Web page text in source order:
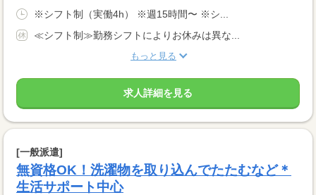
※シフト制（実働4h） ※週15時間〜 ※シ...
≪シフト制≫勤務シフトによりお休みは異な...
もっと見る
求人詳細を見る
[一般派遣]
無資格OK！洗濯物を取り込んでたたむなど＊
生活サポート中心